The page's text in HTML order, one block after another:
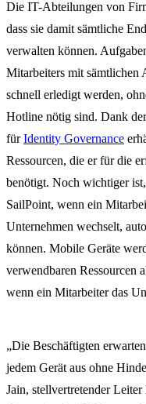
Die IT-Abteilungen von
dass sie damit sämtliche
verwalten können.
Mitarbeiters mit sämtlichen
schnell erledigt werden,
Hotline nötig sind. Dank
fürIdentity Governance
Ressourcen, die er für die
benötigt. Noch wichtiger
SailPoint, wenn ein
Unternehmen wechselt,
können. Mobile Geräte
verwendbaren Ressourcen
wenn ein Mitarbeiter das
„Die Beschäftigten
jedem Gerät aus ohne
Jain, stellvertretender